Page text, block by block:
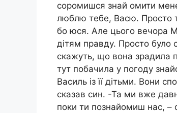
соромишся знай омити
люблю тебе, Васю. Просто
бо юся. Але цього вечора
дітям правду. Просто
скажуть, що вона зрадила
тут побачила у погоду
Василь із її дітьми. Вони
сказав син. -Та ми вже
поки ти познайомиш нас, –